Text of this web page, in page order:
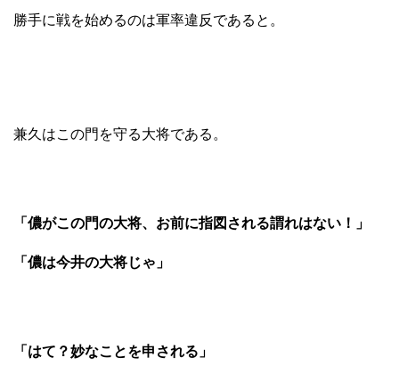
勝手に戦を始めるのは軍率違反であると。
兼久はこの門を守る大将である。
「儂がこの門の大将、お前に指図される謂れはない！」
「儂は今井の大将じゃ」
「はて？妙なことを申される」